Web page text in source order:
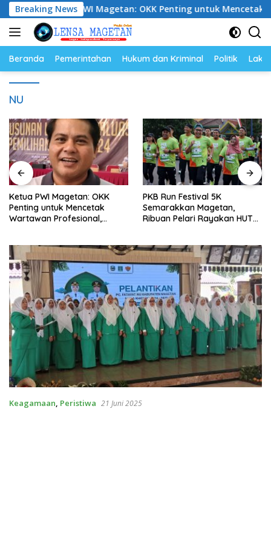
Langsung
ke
konten
Breaking News
Ketua PWI Magetan: OKK Penting untuk Mencetak
Beranda Pemerintahan Hukum dan Kriminal Politik
NU
Ketua PWI Magetan: OKK
Penting untuk Mencetak
Wartawan Profesional,
PKB Run Festival 5K
Semarakkan Magetan,
Ribuan Pelari Rayakan HUT
Keagamaan, Peristiwa 21 Juni 2025